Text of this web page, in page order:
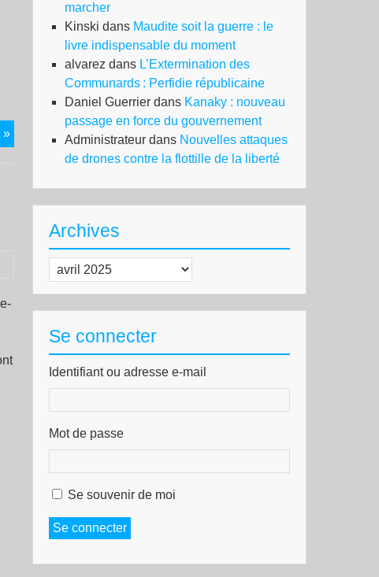
»Donald
Trump
krach
boursier
mondial
marcher
Kinski dans Maudite soit la guerre : le
livre indispensable du moment
alvarez dans L’Extermination des
Communards : Perfidie républicaine
Daniel Guerrier dans Kanaky : nouveau
passage en force du gouvernement
Administrateur dans Nouvelles attaques
de drones contre la flottille de la liberté
Archives
Archives
Se connecter
Identifiant ou adresse e-mail
Mot de passe
Se souvenir de moi
Se connecter